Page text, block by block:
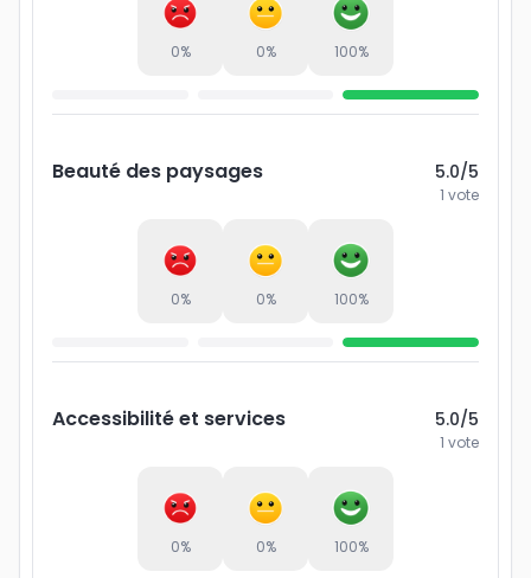
0% 0% 100%
Beauté des paysages 5.0/5
1 vote
0% 0% 100%
Accessibilité et services 5.0/5
1 vote
0% 0% 100%